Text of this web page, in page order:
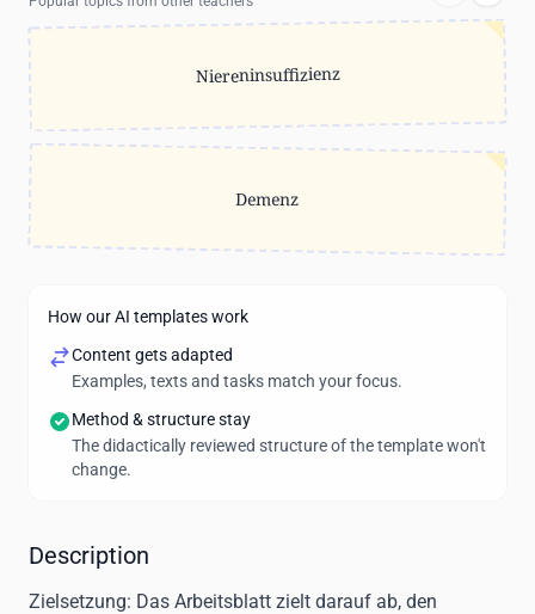
Niereninsuffizienz
Demenz
How our AI templates work
Content gets adapted
Examples, texts and tasks match your focus.
Method & structure stay
The didactically reviewed structure of the template won't
change.
Description
Zielsetzung: Das Arbeitsblatt zielt darauf ab, den